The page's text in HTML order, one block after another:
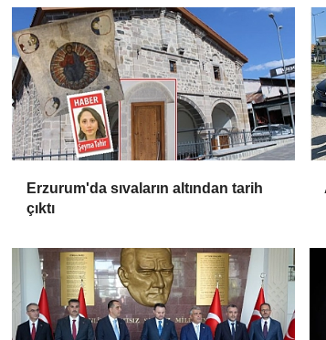
Erzurum'da sıvaların altından tarih
çıktı